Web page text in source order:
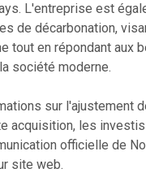
L'entreprise est
de décarbonation,
tout en répondant aux
société moderne.
sur l'ajustement
acquisition, les
officielle de
site web.